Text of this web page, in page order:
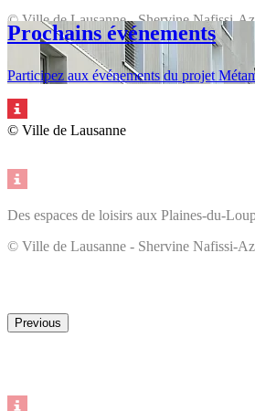
© Ville de Lausanne - Shervine Nafissi-
Des espaces de loisirs aux Plaines-du-
© Ville de Lausanne - Shervine Nafissi-
Prochains événements
Participez aux événements du projet
© Ville de Lausanne
Previous